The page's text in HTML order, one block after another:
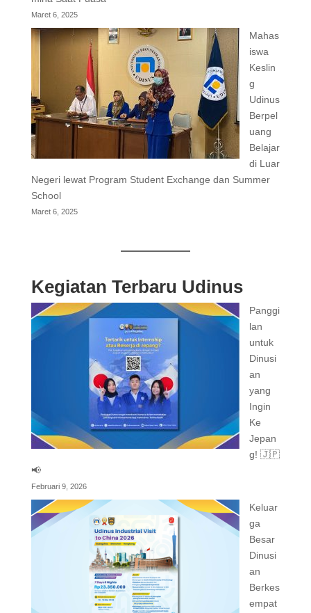
Maret 6, 2025
Mahas
iswa
Keslin
g
Udinus
Berpel
uang
Belajar
di Luar
Negeri lewat Program Student Exchange dan Summer
School
Maret 6, 2025
Kegiatan Terbaru Udinus
Panggi
lan
untuk
Dinusi
an
yang
Ingin
Ke
Jepan
g! 🇯🇵
📢
Februari 9, 2026
Keluar
ga
Besar
Dinusi
an
Berkes
empat